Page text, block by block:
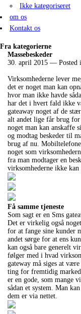
Ikke kategoriseret
om os
Kontakt os
Fra kategorierne
Massebeskeder
30. april 2015 — Posted
Virksomhederne lever
det er noget man kan
hvor man ikke havde
har det i hvert fald ikke
gateaway noget af de
alt andet lige får brug
noget man kan anskaffe
og modtag beskeder til
brug af nu.
noget som
fra man modtager en
virksomhederne ikke kan
Få samme tjeneste
Som sagt er en Sms
Det er virkelig også
for at fange sine kunder
andet sørge for at ens
kan også bare generelt
følger med i hvad
gateway må siges at
ting for fremtidig
er en gode, som mange
sådan et system. Man
dem er via nettet.